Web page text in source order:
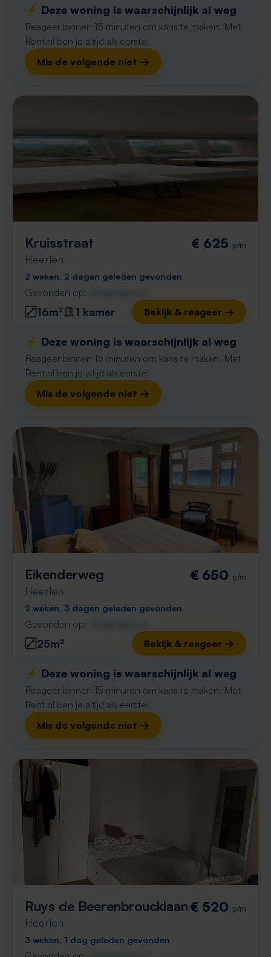
⚡️ Deze woning is waarschijnlijk al weg
Reageer binnen 15 minuten om kans te maken. Met
Rent.nl ben je altijd als eerste!
Mis de volgende niet →
Kruisstraat
Heerlen
€ 625 p/m
2 weken, 2 dagen geleden gevonden
Gevonden op:
16m² 1 kamer Bekijk & reageer →
⚡️ Deze woning is waarschijnlijk al weg
Reageer binnen 15 minuten om kans te maken. Met
Rent.nl ben je altijd als eerste!
Mis de volgende niet →
Eikenderweg
Heerlen
€ 650 p/m
2 weken, 3 dagen geleden gevonden
Gevonden op:
25m² Bekijk & reageer →
⚡️ Deze woning is waarschijnlijk al weg
Reageer binnen 15 minuten om kans te maken. Met
Rent.nl ben je altijd als eerste!
Mis de volgende niet →
Ruys de Beerenbroucklaan
Heerlen
€ 520 p/m
3 weken, 1 dag geleden gevonden